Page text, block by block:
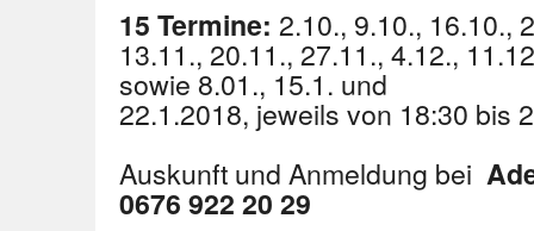
15 Termine: 2.10., 9.10., 16.10.,
13.11., 20.11., 27.11., 4.12.,
sowie 8.01., 15.1. und
22.1.2018, jeweils von 18:30 bis
Auskunft und Anmeldung bei
0676 922 20 29